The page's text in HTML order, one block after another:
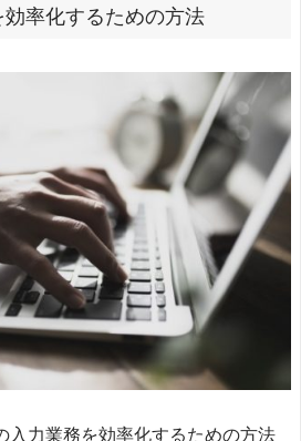
率化するための方法
入力業務を効率化するための方法